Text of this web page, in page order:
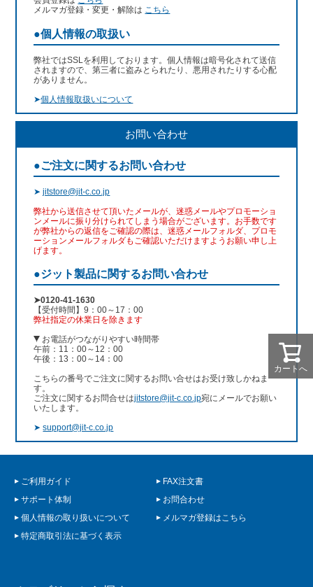
カートへ
メルマガ登録・変更・解除は こちら
●個人情報の取扱い
弊社ではSSLを利用しております。個人情報は暗号化されて送信
されますので、第三者に盗みとられたり、悪用されたりする心配
がありません。
➤個人情報取扱いについて
お問い合わせ
●ご注文に関するお問い合わせ
➤jitstore@jit-c.co.jp
弊社から送信させて頂いたメールが、迷惑メールやプロモーショ
ンメールに振り分けられてしまう場合がございます。お手数です
が弊社からの返信をご確認の際は、迷惑メールフォルダ、プロモ
ーションメールフォルダもご確認いただけますようお願い申し上
げます。
●ジット製品に関するお問い合わせ
➤0120-41-1630
【受付時間】9：00～17：00
弊社指定の休業日を除きます
お電話がつながりやすい時間帯
午前：11：00～12：00
午後：13：00～14：00
こちらの番号でご注文に関するお問い合せはお受け致しかねま
す。
ご注文に関するお問合せはjitstore@jit-c.co.jp宛にメールでお願い
いたします。
➤support@jit-c.co.jp
ご利用ガイド
FAX注文書
サポート体制
お問合わせ
個人情報の取り扱いについて
メルマガ登録はこちら
特定商取引法に基づく表示